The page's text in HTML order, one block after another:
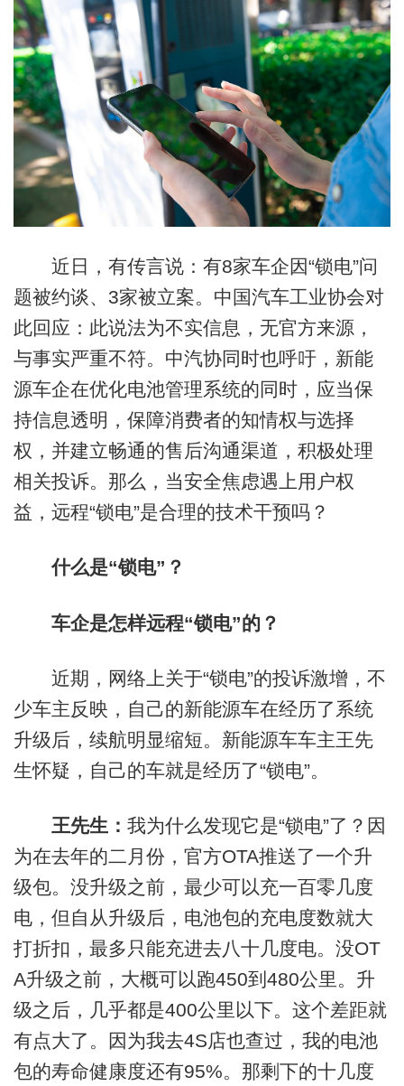
近日，有传言说：有8家车企因“锁电”问
题被约谈、3家被立案。中国汽车工业协会对
此回应：此说法为不实信息，无官方来源，
与事实严重不符。中汽协同时也呼吁，新能
源车企在优化电池管理系统的同时，应当保
持信息透明，保障消费者的知情权与选择
权，并建立畅通的售后沟通渠道，积极处理
相关投诉。那么，当安全焦虑遇上用户权
益，远程“锁电”是合理的技术干预吗？
什么是“锁电”？
车企是怎样远程“锁电”的？
近期，网络上关于“锁电”的投诉激增，不
少车主反映，自己的新能源车在经历了系统
升级后，续航明显缩短。新能源车车主王先
生怀疑，自己的车就是经历了“锁电”。
王先生： 我为什么发现它是“锁电”了？因
为在去年的二月份，官方OTA推送了一个升
级包。没升级之前，最少可以充一百零几度
电，但自从升级后，电池包的充电度数就大
打折扣，最多只能充进去八十几度电。没OT
A升级之前，大概可以跑450到480公里。升
级之后，几乎都是400公里以下。这个差距就
有点大了。因为我去4S店也查过，我的电池
包的寿命健康度还有95%。那剩下的十几度